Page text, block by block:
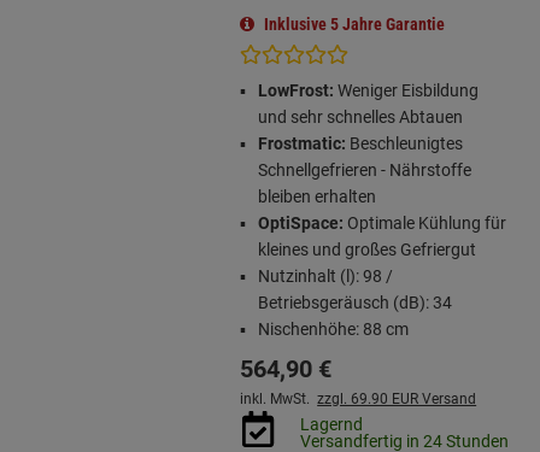
Inklusive 5 Jahre Garantie
LowFrost: Weniger Eisbildung
und sehr schnelles Abtauen
Frostmatic: Beschleunigtes
Schnellgefrieren - Nährstoffe
bleiben erhalten
OptiSpace: Optimale Kühlung für
kleines und großes Gefriergut
Nutzinhalt (l): 98 /
Betriebsgeräusch (dB): 34
Nischenhöhe: 88 cm
564,90 €
inkl. MwSt. zzgl. 69.90 EUR Versand
Lagernd
Versandfertig in 24 Stunden